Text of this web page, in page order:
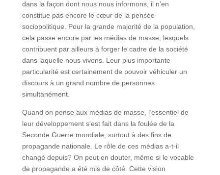
dans la façon dont nous nous informons, il n’en
constitue pas encore le cœur de la pensée
sociopolitique. Pour la grande majorité de la population,
cela passe encore par les médias de masse, lesquels
contribuent par ailleurs à forger le cadre de la société
dans laquelle nous vivons. Leur plus importante
particularité est certainement de pouvoir véhiculer un
discours à un grand nombre de personnes
simultanément.
Quand on pense aux médias de masse, l’essentiel de
leur développement s’est fait dans la foulée de la
Seconde Guerre mondiale, surtout à des fins de
propagande nationale. Le rôle de ces médias a-t-il
changé depuis? On peut en douter, même si le vocable
de propagande a été mis de côté. Cette vision